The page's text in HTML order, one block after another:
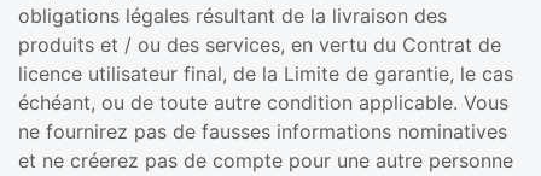
obligations légales résultant de la livraison des
produits et / ou des services, en vertu du Contrat de
licence utilisateur final, de la Limite de garantie, le cas
échéant, ou de toute autre condition applicable. Vous
ne fournirez pas de fausses informations nominatives
et ne créerez pas de compte pour une autre personne